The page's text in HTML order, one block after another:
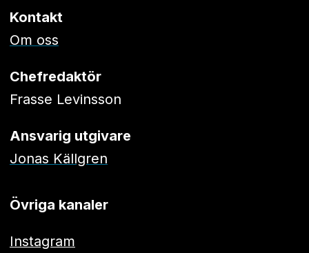
Kontakt
Om oss
Chefredaktör
Frasse Levinsson
Ansvarig utgivare
Jonas Källgren
Övriga kanaler
Instagram